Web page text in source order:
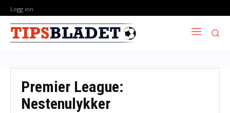
Logg inn
Premier League:
Nestenulykker